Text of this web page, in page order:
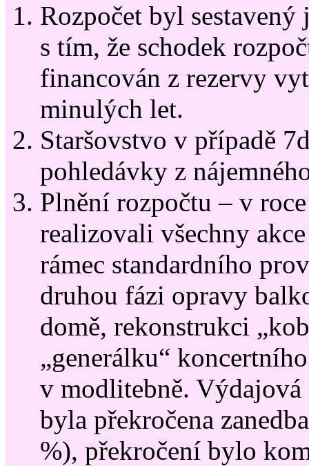
Rozpočet byl
s tím, že schodek
financován z rezervy
minulých let.
Staršovstvo v případě
pohledávky z
Plnění rozpočtu – v
realizovali všechny
rámec standardního
druhou fázi opravy
domě, rekonstrukci
„generálku“
v modlitebně. Výdajová
byla překročena
%), překročení bylo